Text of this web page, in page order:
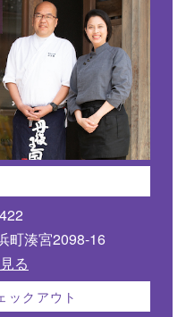
町湊宮2098-16
る
ックアウト